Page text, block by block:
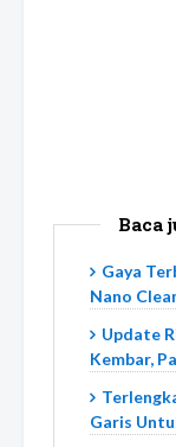
Baca
Gaya
Nano
Update
Kembar,
Garis